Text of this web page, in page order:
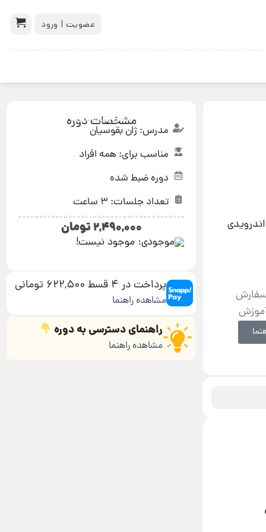
عضویت | ورود
مشخصات دوره
مدرس: ژان بقوسیان
مناسب برای: همه افراد
دوره ضبط شده
تعداد جلسات: 3 ساعت
۲,۴۹۰,۰۰۰تومان
موجودی: موجود نیست!
پرداخت در 4 قسط 622,500 تومانی
مشاهده راهنما
راهنمای دسترسی به دوره
مشاهده راهنما